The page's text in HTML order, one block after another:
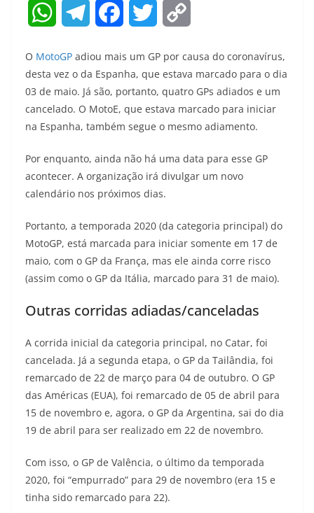
W
a
t
s
p
l
e
g
a
c
e
b
o
i
t
t
r
p
y
L
n
O MotoGP adiou mais um GP por causa do coronavírus,
desta vez o da Espanha, que estava marcado para o dia
03 de maio. Já são, portanto, quatro GPs adiados e um
cancelado. O MotoE, que estava marcado para iniciar
na Espanha, também segue o mesmo adiamento.
Por enquanto, ainda não há uma data para esse GP
acontecer. A organização irá divulgar um novo
calendário nos próximos dias.
Portanto, a temporada 2020 (da categoria principal) do
MotoGP, está marcada para iniciar somente em 17 de
maio, com o GP da França, mas ele ainda corre risco
(assim como o GP da Itália, marcado para 31 de maio).
Outras corridas adiadas/canceladas
A corrida inicial da categoria principal, no Catar, foi
cancelada. Já a segunda etapa, o GP da Tailândia, foi
remarcado de 22 de março para 04 de outubro. O GP
das Américas (EUA), foi remarcado de 05 de abril para
15 de novembro e, agora, o GP da Argentina, sai do dia
19 de abril para ser realizado em 22 de novembro.
Com isso, o GP de Valência, o último da temporada
2020, foi “empurrado” para 29 de novembro (era 15 e
tinha sido remarcado para 22).